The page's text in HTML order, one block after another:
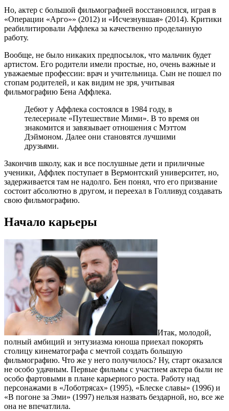
Но, актер с большой фильмографией восстановился, играя в
«Операции «Арго»» (2012) и «Исчезнувшая» (2014). Критики
реабилитировали Аффлека за качественно проделанную
работу.
Вообще, не было никаких предпосылок, что мальчик будет
артистом. Его родители имели простые, но, очень важные и
уважаемые профессии: врач и учительница. Сын не пошел по
стопам родителей, и как видим не зря, учитывая
фильмографию Бена Аффлека.
Дебют у Аффлека состоялся в 1984 году, в
телесериале «Путешествие Мими». В то время он
знакомится и завязывает отношения с Мэттом
Дэймоном. Далее они становятся лучшими
друзьями.
Закончив школу, как и все послушные дети и приличные
ученики, Аффлек поступает в Вермонтский университет, но,
задерживается там не надолго. Бен понял, что его призвание
состоит абсолютно в другом, и переехал в Голливуд создавать
свою фильмографию.
Начало карьеры
Итак, молодой,
полный амбиций и энтузиазма юноша приехал покорять
столицу кинематографа с мечтой создать большую
фильмографию. Что же у него получилось? Ну, старт оказался
не особо удачным. Первые фильмы с участием актера были не
особо фартовыми в плане карьерного роста. Работу над
персонажами в «Лоботрясах» (1995), «Блеске славы» (1996) и
«В погоне за Эми» (1997) нельзя назвать бездарной, но, все же
она не впечатлила.